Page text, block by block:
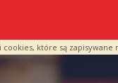
które są